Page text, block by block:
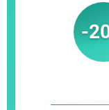
-